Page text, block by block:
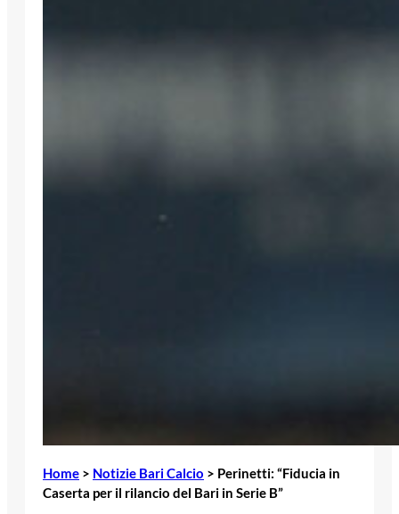
Home > Notizie Bari Calcio > Perinetti: “Fiducia in
Caserta per il rilancio del Bari in Serie B”